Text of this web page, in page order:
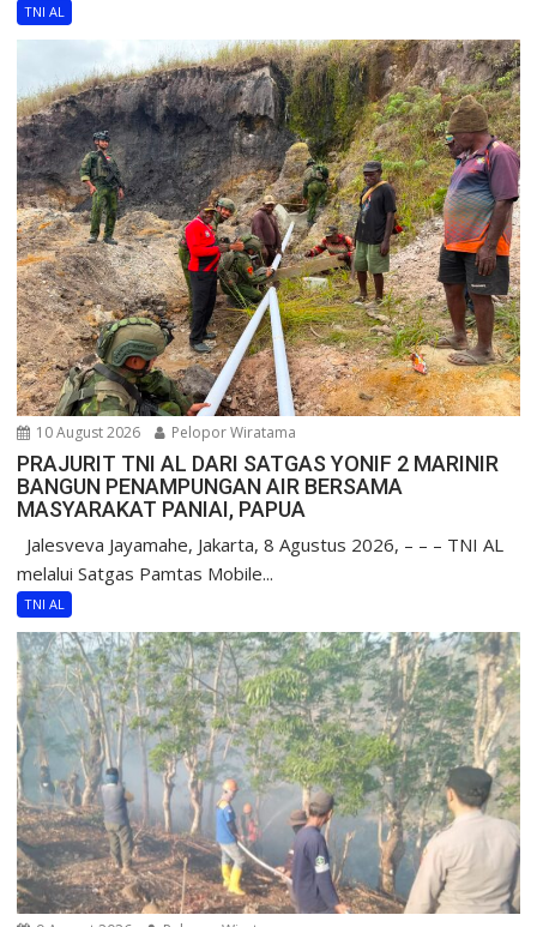
TNI AL
10 August 2026 Pelopor Wiratama
PRAJURIT TNI AL DARI SATGAS YONIF 2 MARINIR
BANGUN PENAMPUNGAN AIR BERSAMA
MASYARAKAT PANIAI, PAPUA
Jalesveva Jayamahe, Jakarta, 8 Agustus 2026, – – – TNI AL
melalui Satgas Pamtas Mobile...
TNI AL